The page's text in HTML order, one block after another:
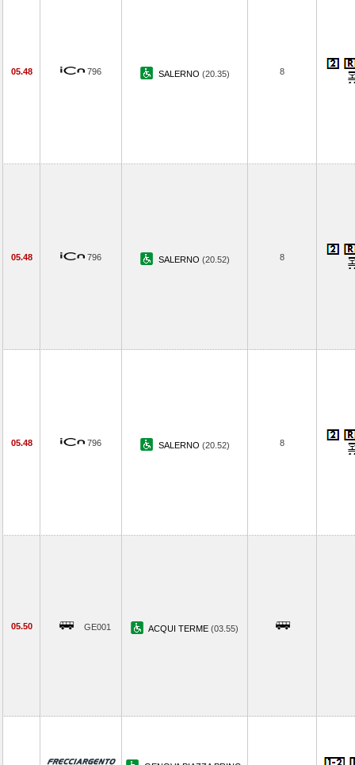
05.48 796 SALERNO (20.35) 8
05.48 796 SALERNO (20.52) 8
05.48 796 SALERNO (20.52) 8
05.50 GE001 ACQUI TERME (03.55)